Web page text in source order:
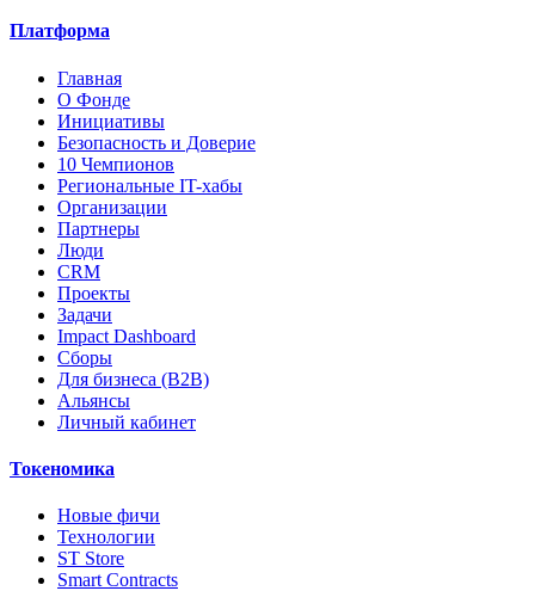
Платформа
Главная
О Фонде
Инициативы
Безопасность и Доверие
10 Чемпионов
Региональные IT-хабы
Организации
Партнеры
Люди
CRM
Проекты
Задачи
Impact Dashboard
Сборы
Для бизнеса (B2B)
Альянсы
Личный кабинет
Токеномика
Новые фичи
Технологии
ST Store
Smart Contracts